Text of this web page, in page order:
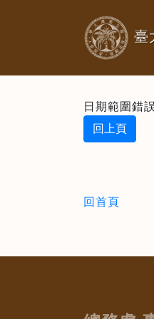
臺
日期範圍錯
回上頁
回首頁